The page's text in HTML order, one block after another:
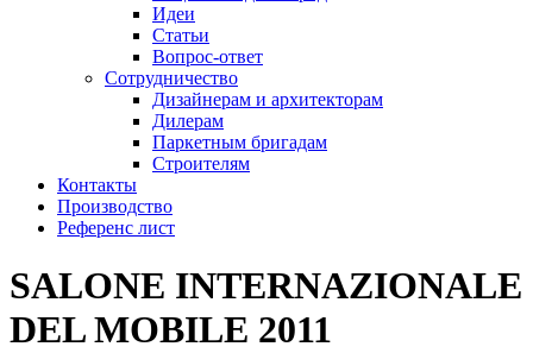
Идеи
Статьи
Вопрос-ответ
Сотрудничество
Дизайнерам и архитекторам
Дилерам
Паркетным бригадам
Строителям
Контакты
Производство
Референс лист
SALONE INTERNAZIONALE
DEL MOBILE 2011